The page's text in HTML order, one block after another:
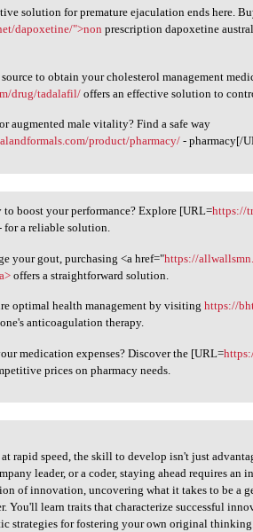
solution for premature ejaculation ends here.
dapoxetine/">non prescription dapoxetine
to obtain your cholesterol management
drug/tadalafil/ offers an effective solution to
augmented male vitality? Find a safe way
product/pharmacy/- pharmacy[/
way to
to boost your performance? Explore [URL=https://
a reliable solution.
your gout, purchasing <a href="https://
offers a straightforward solution.
optimal health management by visitinghttps://
anticoagulation therapy.
medication expenses? Discover the [URL=
prices on pharmacy needs.
at rapid speed, the skill to develop isn't just
leader, or a coder, staying ahead requires
of innovation, uncovering what it takes to be a
You'll learn traits that characterize successful
strategies for fostering your own original